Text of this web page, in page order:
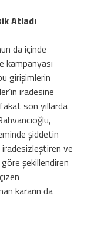
Atladı
da içinde
kampanyası
girişimlerin
iradesine
son yıllarda
şiddetin
iradesizleştiren ve
şekillendiren
kararın da